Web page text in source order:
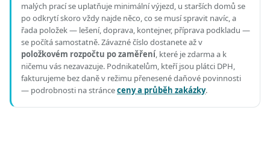
malých prací se uplatňuje minimální výjezd, u starších domů se
po odkrytí skoro vždy najde něco, co se musí spravit navíc, a
řada položek — lešení, doprava, kontejner, příprava podkladu —
se počítá samostatně. Závazné číslo dostanete až v
položkovém rozpočtu po zaměření, které je zdarma a k
ničemu vás nezavazuje. Podnikatelům, kteří jsou plátci DPH,
fakturujeme bez daně v režimu přenesené daňové povinnosti
— podrobnosti na stránceceny a průběh zakázky.